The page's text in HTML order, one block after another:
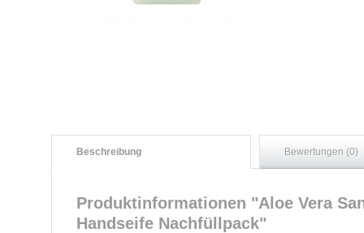
Beschreibung Bewertungen (0)
Produktinformationen "Aloe Vera
Handseife Nachfüllpack"